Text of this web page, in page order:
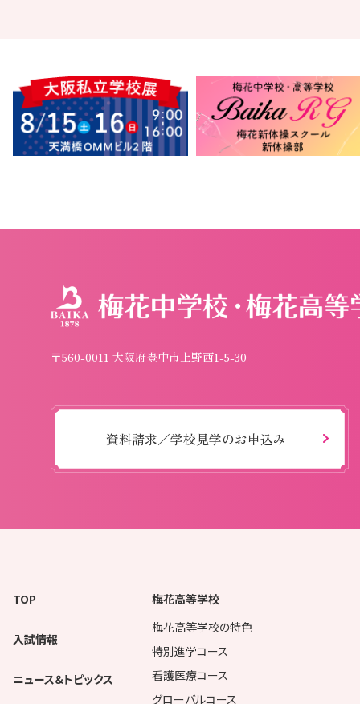
〒560-0011 大阪府豊中市上野西1-5-30
資料請求／学校見学のお申込み
TOP
入試情報
ニュース＆トピックス
梅花高等学校
梅花高等学校の特色
特別進学コース
看護医療コース
グローバルコース